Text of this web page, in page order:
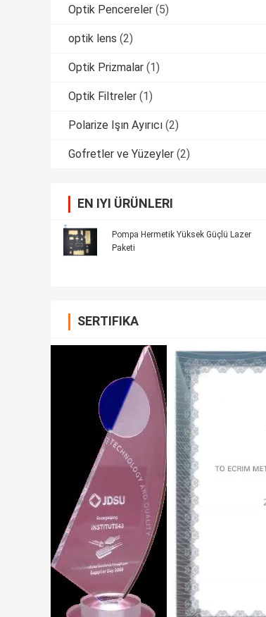
Optik Pencereler (5)
optik lens (2)
Optik Prizmalar (1)
Optik Filtreler (1)
Polarize Işın Ayırıcı (2)
Gofretler ve Yüzeyler (2)
EN IYI ÜRÜNLERI
Pompa Hermetik Yüksek Güçlü Lazer
Paketi
SERTIFIKA